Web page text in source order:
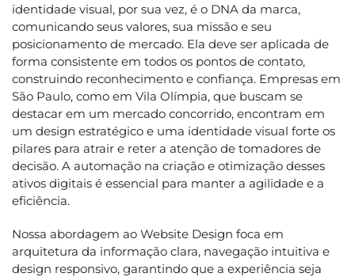
identidade visual, por sua vez, é o DNA da marca,
comunicando seus valores, sua missão e seu
posicionamento de mercado. Ela deve ser aplicada de
forma consistente em todos os pontos de contato,
construindo reconhecimento e confiança. Empresas em
São Paulo, como em Vila Olímpia, que buscam se
destacar em um mercado concorrido, encontram em
um design estratégico e uma identidade visual forte os
pilares para atrair e reter a atenção de tomadores de
decisão. A automação na criação e otimização desses
ativos digitais é essencial para manter a agilidade e a
eficiência.
Nossa abordagem ao Website Design foca em
arquitetura da informação clara, navegação intuitiva e
design responsivo, garantindo que a experiência seja